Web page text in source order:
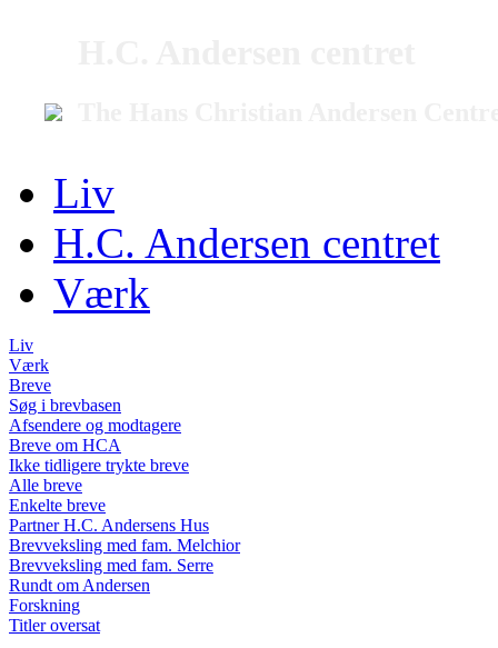
Liv
H.C. Andersen centret
Værk
Liv
Værk
Breve
Søg i brevbasen
Afsendere og modtagere
Breve om HCA
Ikke tidligere trykte breve
Alle breve
Enkelte breve
Partner H.C. Andersens Hus
Brevveksling med fam. Melchior
Brevveksling med fam. Serre
Rundt om Andersen
Forskning
Titler oversat